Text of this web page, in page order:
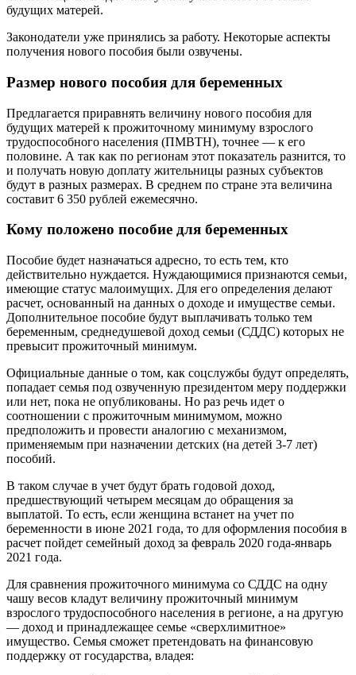
будущих матерей.
Законодатели уже принялись за работу. Некоторые аспекты
получения нового пособия были озвучены.
Размер нового пособия для беременных
Предлагается приравнять величину нового пособия для
будущих матерей к прожиточному минимуму взрослого
трудоспособного населения (ПМВТН), точнее — к его
половине. А так как по регионам этот показатель разнится, то
и получать новую доплату жительницы разных субъектов
будут в разных размерах. В среднем по стране эта величина
составит 6 350 рублей ежемесячно.
Кому положено пособие для беременных
Пособие будет назначаться адресно, то есть тем, кто
действительно нуждается. Нуждающимися признаются семьи,
имеющие статус малоимущих. Для его определения делают
расчет, основанный на данных о доходе и имуществе семьи.
Дополнительное пособие будут выплачивать только тем
беременным, среднедушевой доход семьи (СДДС) которых не
превысит прожиточный минимум.
Официальные данные о том, как соцслужбы будут определять,
попадает семья под озвученную президентом меру поддержки
или нет, пока не опубликованы. Но раз речь идет о
соотношении с прожиточным минимумом, можно
предположить и провести аналогию с механизмом,
применяемым при назначении детских (на детей 3-7 лет)
пособий.
В таком случае в учет будут брать годовой доход,
предшествующий четырем месяцам до обращения за
выплатой. То есть, если женщина встанет на учет по
беременности в июне 2021 года, то для оформления пособия в
расчет пойдет семейный доход за февраль 2020 года-январь
2021 года.
Для сравнения прожиточного минимума со СДДС на одну
чашу весов кладут величину прожиточный минимум
взрослого трудоспособного населения в регионе, а на другую
— доход и принадлежащее семье «сверхлимитное»
имущество. Семья сможет претендовать на финансовую
поддержку от государства, владея: